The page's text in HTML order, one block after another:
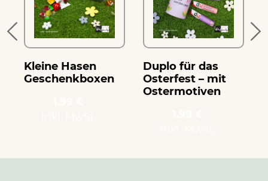
Kleine Hasen
Geschenkboxen
Duplo für das
Osterfest – mit
Ostermotiven